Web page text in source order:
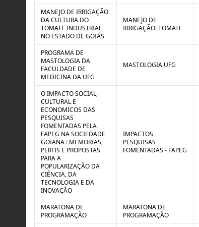
MANEJO DE IRRIGAÇÃO
DA CULTURA DO
TOMATE INDUSTRIAL
NO ESTADO DE GOIÁS
MANEJO DE
IRRIGAÇÃO: TOMATE
PROGRAMA DE
MASTOLOGIA DA
FACULDADE DE
MEDICINA DA UFG
MASTOLOGIA UFG
O IMPACTO SOCIAL,
CULTURAL E
ECONOMICOS DAS
PESQUISAS
FOMENTADAS PELA
FAPEG NA SOCIEDADE
GOIANA : MEMORIAS,
PERFIS E PROPOSTAS
PARA A
POPULARIZAÇÃO DA
CIÊNCIA, DA
TECNOLOGIA E DA
INOVAÇÃO
IMPACTOS
PESQUISAS
FOMENTADAS - FAPEG
MARATONA DE
PROGRAMAÇÃO
MARATONA DE
PROGRAMAÇÃO